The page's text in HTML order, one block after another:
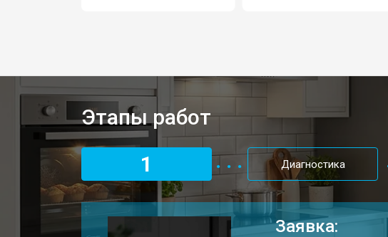
Этапы работ
1
Диагностика
Заявка: